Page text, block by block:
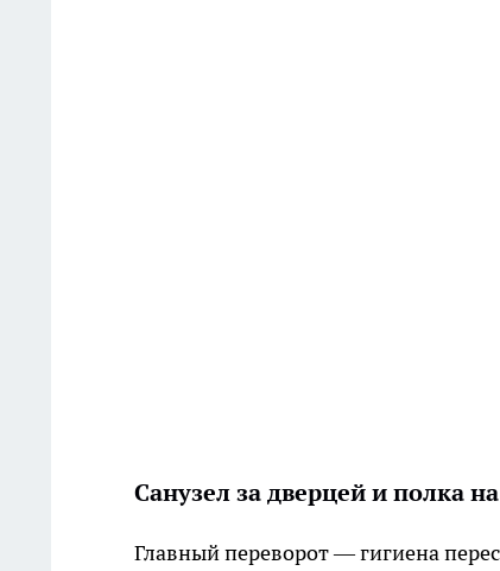
Санузел за дверцей и полка
Главный переворот — гигиена